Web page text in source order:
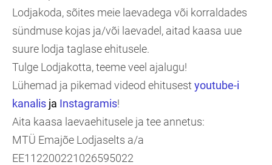
Lodjakoda, sõites meie laevadega või korraldades
sündmuse kojas ja/või laevadel, aitad kaasa uue
suure lodja taglase ehitusele.
Tulge Lodjakotta, teeme veel ajalugu!
Lühemad ja pikemad videod ehitusest youtube-i
kanalis ja Instagramis!
Aita kaasa laevaehitusele ja tee annetus:
MTÜ Emajõe Lodjaselts a/a
EE112200221026595022